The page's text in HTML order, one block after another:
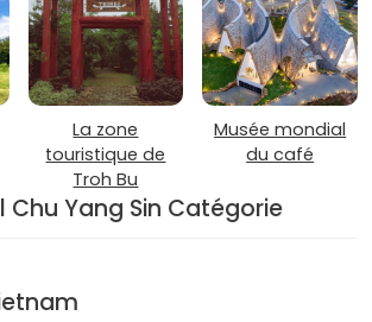
La zone
touristique de
Troh Bu
Musée mondial
du café
Chu Yang Sin Catégorie